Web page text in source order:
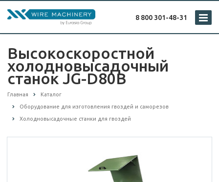
8 800 301-48-31
Высокоскоростной
холодновысадочный
станок JG-D80B
Главная Каталог
Оборудование для изготовления гвоздей и саморезов
Холодновысадочные станки для гвоздей